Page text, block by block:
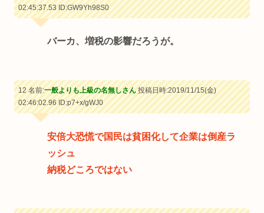
02:45:37.53ID:GW9Yh98S0
バーカ、増税の影響だろうが。
12 名前:一般よりも上級の名無しさん投稿日時:2019/11/15(金)
02:46:02.96ID:p7+x/gWJ0
安倍大恐慌で国民は貧困化して企業は倒産ラ
ッシュ
納税どころではない